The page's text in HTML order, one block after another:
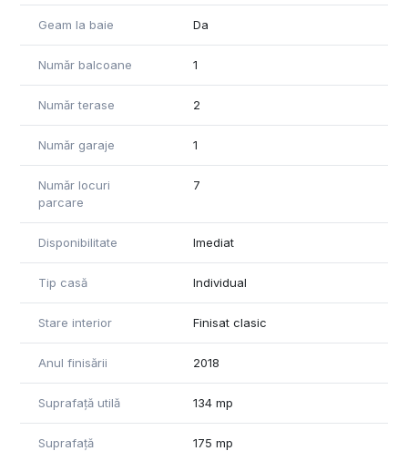
Geam la baie Da
Număr balcoane 1
Număr terase 2
Număr garaje 1
Număr locuri
parcare
7
Disponibilitate Imediat
Tip casă Individual
Stare interior Finisat clasic
Anul finisării 2018
Suprafață utilă 134 mp
Suprafață
175 mp